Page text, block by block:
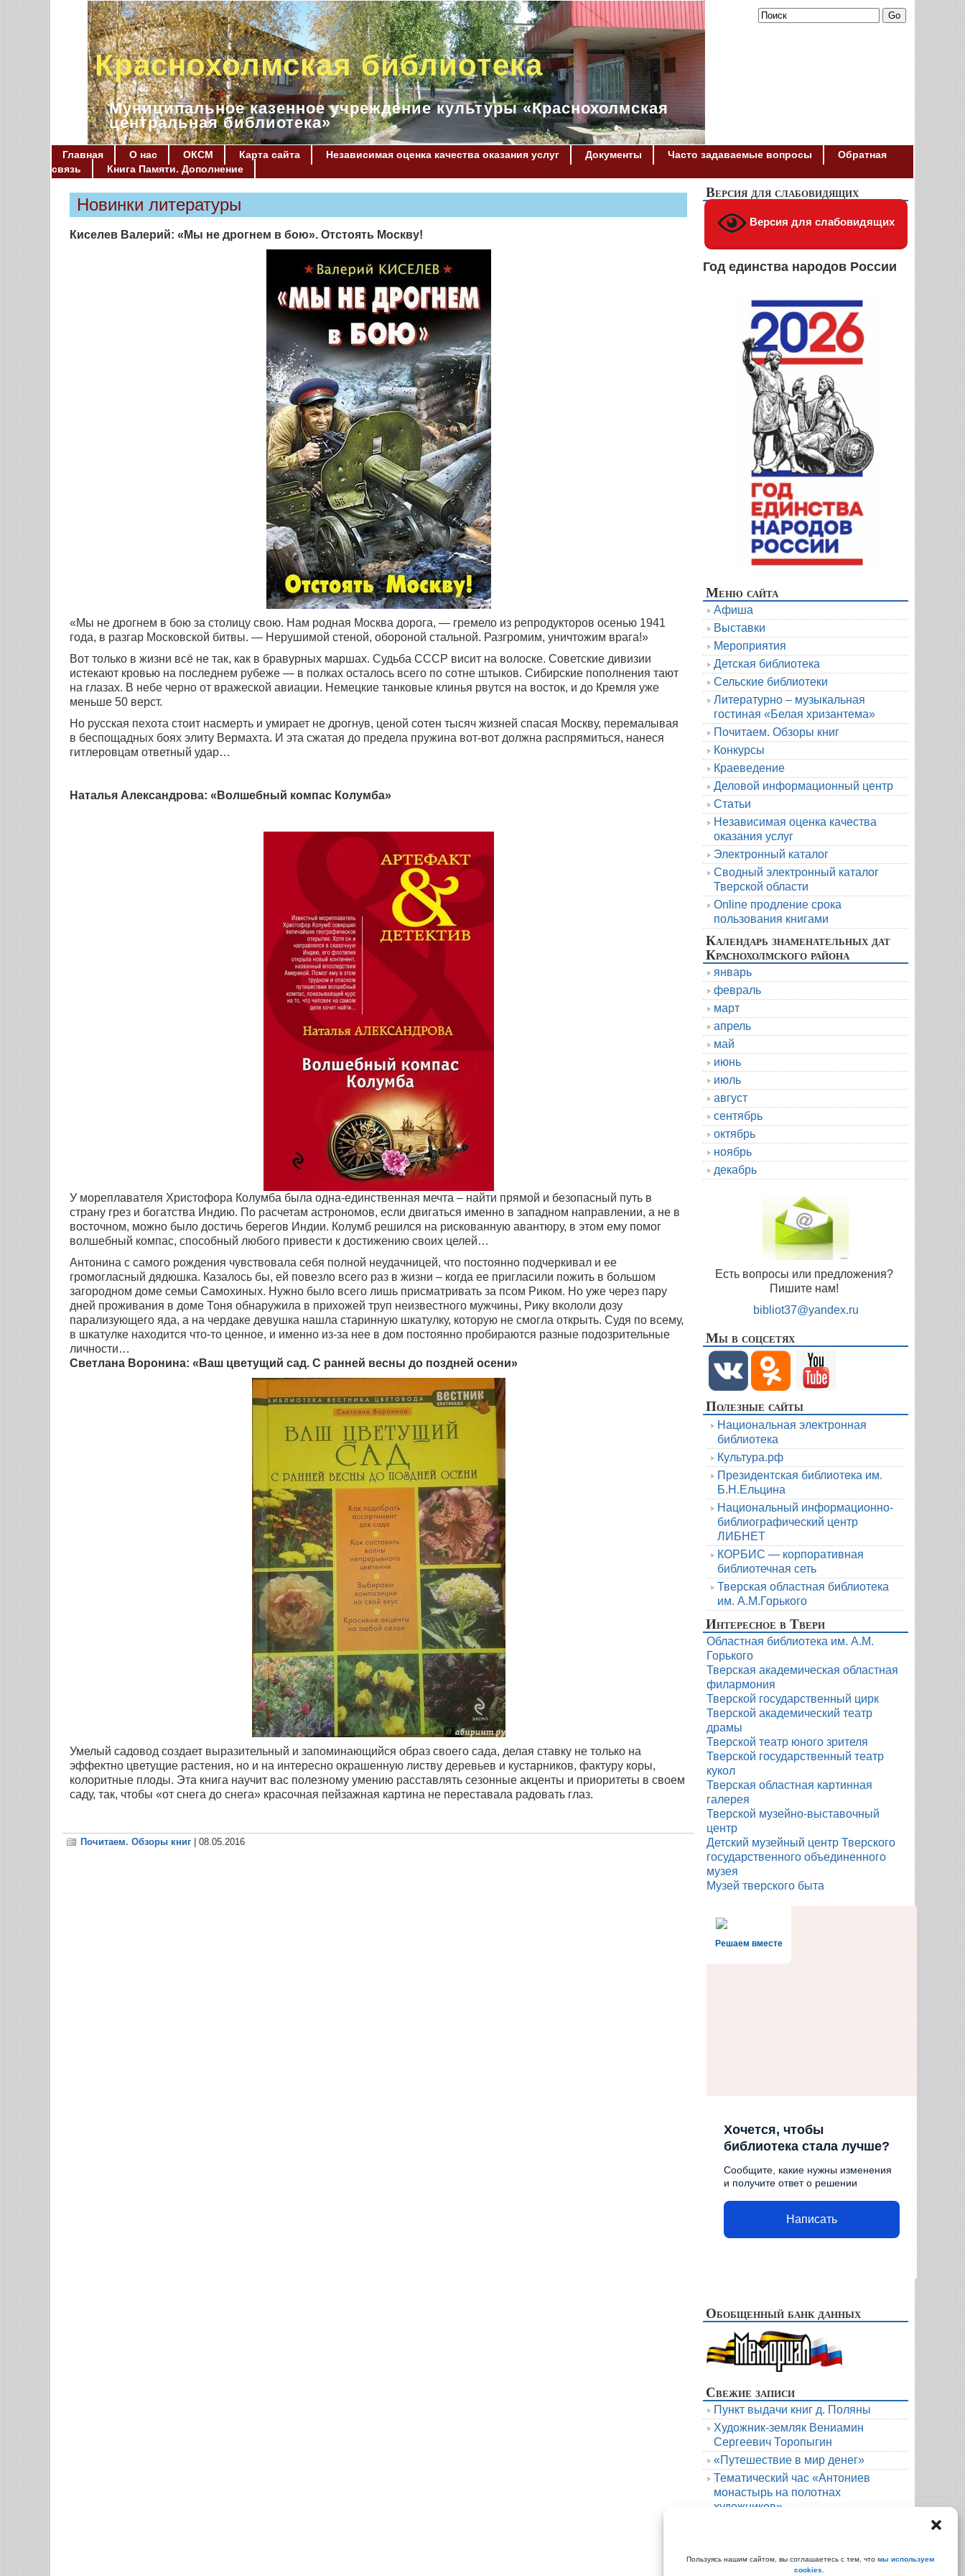
Пользуясь нашим сайтом, вы соглашаетесь с тем, что мы используем
cookies
Краснохолмская библиотека
Муниципальное казенное учреждение культуры «Краснохолмская
центральная библиотека»
Главная О нас ОКСМ Карта сайта Независимая оценка качества оказания услуг Документы Часто задаваемые вопросы
Обратная
связь
Книга Памяти. Дополнение
Новинки литературы
Киселев Валерий: «Мы не дрогнем в бою». Отстоять Москву!
«Мы не дрогнем в бою за столицу свою. Нам родная Москва дорога, — гремело из репродукторов осенью 1941
года, в разгар Московской битвы. — Нерушимой стеной, обороной стальной. Разгромим, уничтожим врага!»
Вот только в жизни всё не так, как в бравурных маршах. Судьба СССР висит на волоске. Советские дивизии
истекают кровью на последнем рубеже — в полках осталось всего по сотне штыков. Сибирские пополнения тают
на глазах. В небе черно от вражеской авиации. Немецкие танковые клинья рвутся на восток, и до Кремля уже
меньше 50 верст.
Но русская пехота стоит насмерть и умирает не дрогнув, ценой сотен тысяч жизней спасая Москву, перемалывая
в беспощадных боях элиту Вермахта. И эта сжатая до предела пружина вот-вот должна распрямиться, нанеся
гитлеровцам ответный удар…
Наталья Александрова: «Волшебный компас Колумба»
У мореплавателя Христофора Колумба была одна-единственная мечта – найти прямой и безопасный путь в
страну грез и богатства Индию. По расчетам астрономов, если двигаться именно в западном направлении, а не в
восточном, можно было достичь берегов Индии. Колумб решился на рискованную авантюру, в этом ему помог
волшебный компас, способный любого привести к достижению своих целей…
Антонина с самого рождения чувствовала себя полной неудачницей, что постоянно подчеркивал и ее
громогласный дядюшка. Казалось бы, ей повезло всего раз в жизни – когда ее пригласили пожить в большом
загородном доме семьи Самохиных. Нужно было всего лишь присматривать за псом Риком. Но уже через пару
дней проживания в доме Тоня обнаружила в прихожей труп неизвестного мужчины, Рику вкололи дозу
парализующего яда, а на чердаке девушка нашла старинную шкатулку, которую не смогла открыть. Судя по всему,
в шкатулке находится что-то ценное, и именно из-за нее в дом постоянно пробираются разные подозрительные
личности…
Светлана Воронина: «Ваш цветущий сад. С ранней весны до поздней осени»
Умелый садовод создает выразительный и запоминающийся образ своего сада, делая ставку не только на
эффектно цветущие растения, но и на интересно окрашенную листву деревьев и кустарников, фактуру коры,
колоритные плоды. Эта книга научит вас полезному умению расставлять сезонные акценты и приоритеты в своем
саду, так, чтобы «от снега до снега» красочная пейзажная картина не переставала радовать глаз.
Почитаем. Обзоры книг | 08.05.2016
Версия для слабовидящих
Версия для слабовидящих
Год единства народов России
Меню сайта
Афиша
Выставки
Мероприятия
Детская библиотека
Сельские библиотеки
Литературно – музыкальная
гостиная «Белая хризантема»
Почитаем. Обзоры книг
Конкурсы
Краеведение
Деловой информационный центр
Статьи
Независимая оценка качества
оказания услуг
Электронный каталог
Сводный электронный каталог
Тверской области
Online продление срока
пользования книгами
Календарь знаменательных дат
Краснохолмского района
январь
февраль
март
апрель
май
июнь
июль
август
сентябрь
октябрь
ноябрь
декабрь
Есть вопросы или предложения?
Пишите нам!
bibliot37@yandex.ru
Мы в соцсетях
Полезные сайты
Национальная электронная
библиотека
Культура.рф
Президентская библиотека им.
Б.Н.Ельцина
Национальный информационно-
библиографический центр
ЛИБНЕТ
КОРБИС — корпоративная
библиотечная сеть
Тверская областная библиотека
им. А.М.Горького
Интересное в Твери
Областная библиотека им. А.М.
Горького
Тверская академическая областная
филармония
Тверской государственный цирк
Тверской академический театр
драмы
Тверской театр юного зрителя
Тверской государственный театр
кукол
Тверская областная картинная
галерея
Тверской музейно-выставочный
центр
Детский музейный центр Тверского
государственного объединенного
музея
Музей тверского быта
Решаем вместе
Хочется, чтобы
библиотека стала лучше?
Сообщите, какие нужны изменения
и получите ответ о решении
Написать
Обобщенный банк данных
Свежие записи
Пункт выдачи книг д. Поляны
Художник-земляк Вениамин
Сергеевич Торопыгин
«Путешествие в мир денег»
Тематический час «Антониев
монастырь на полотнах
художников»
Архивы